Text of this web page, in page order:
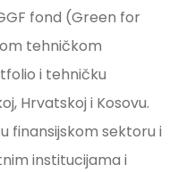
fond (Green for
tehničkom
i tehničku
Hrvatskoj i Kosovu.
finansijskom sektoru i
institucijama i